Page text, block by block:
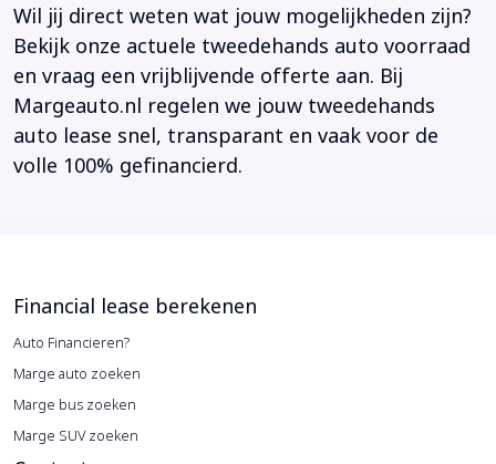
Wil jij direct weten wat jouw mogelijkheden zijn?
Bekijk onze actuele tweedehands auto voorraad
en vraag een vrijblijvende offerte aan. Bij
Margeauto.nl regelen we jouw tweedehands
auto lease snel, transparant en vaak voor de
volle 100% gefinancierd.
Financial lease berekenen
Auto Financieren?
Marge auto zoeken
Marge bus zoeken
Marge SUV zoeken